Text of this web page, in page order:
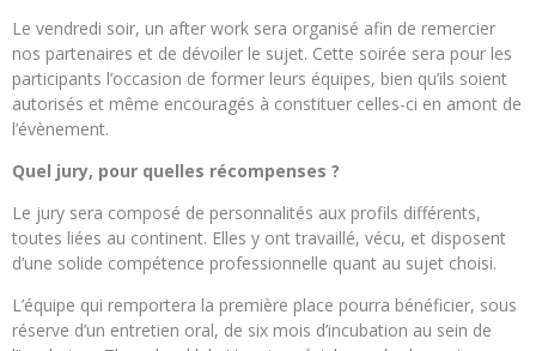
Le vendredi soir, un after work sera organisé afin de remercier
nos partenaires et de dévoiler le sujet. Cette soirée sera pour les
participants l’occasion de former leurs équipes, bien qu’ils soient
autorisés et même encouragés à constituer celles-ci en amont de
l’évènement.
Quel jury, pour quelles récompenses ?
Le jury sera composé de personnalités aux profils différents,
toutes liées au continent. Elles y ont travaillé, vécu, et disposent
d’une solide compétence professionnelle quant au sujet choisi.
L’équipe qui remportera la première place pourra bénéficier, sous
réserve d’un entretien oral, de six mois d’incubation au sein de